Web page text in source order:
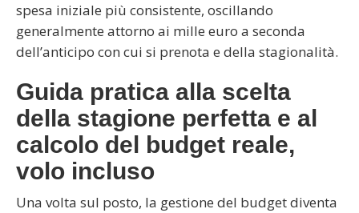
spesa iniziale più consistente, oscillando
generalmente attorno ai mille euro a seconda
dell’anticipo con cui si prenota e della stagionalità.
Guida pratica alla scelta
della stagione perfetta e al
calcolo del budget reale,
volo incluso
Una volta sul posto, la gestione del budget diventa